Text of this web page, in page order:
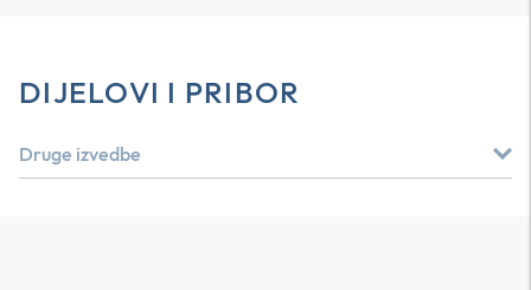
DIJELOVI I PRIBOR
Druge izvedbe